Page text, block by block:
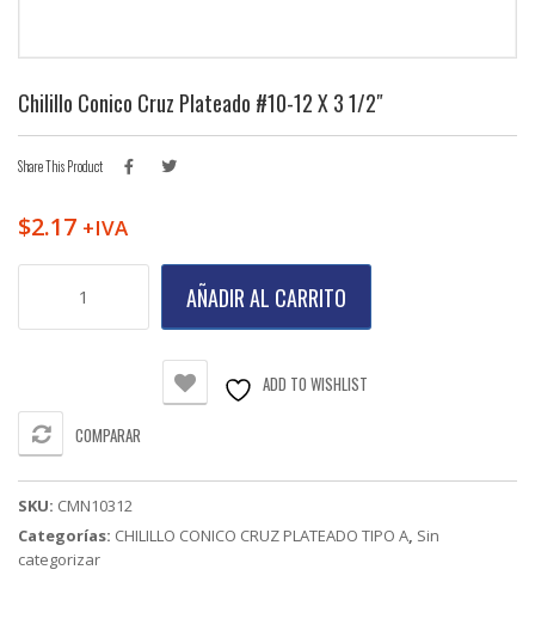
Chilillo Conico Cruz Plateado #10-12 X 3 1/2″
Share This Product
$2.17 +IVA
X
AÑADIR AL CARRITO
ADD TO WISHLIST
COMPARAR
SKU: CMN10312
Categorías: CHILILLO CONICO CRUZ PLATEADO TIPO A, Sin
categorizar